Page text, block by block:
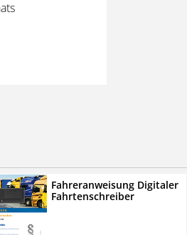
Abo für zwei
Nach 2 Monaten
Fahreranweisung Digitaler
Fahrtenschreiber